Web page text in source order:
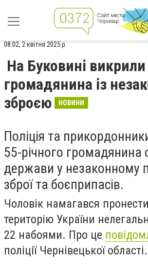
08:02, 2 квітня 2025 р.
На Буковині викрили
громадянина із
зброєю
НОВИНИ
Поліція та
55-річного громадянина
держави у незаконному
зброї та боєприпасів.
Чоловік намагався
територію України
22 набоями. Про це
поліції Чернівецької області.